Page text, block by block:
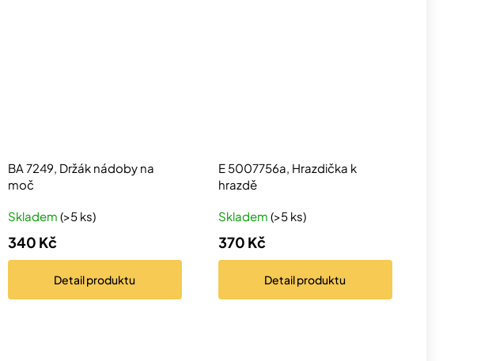
BA 7249, Držák nádoby na
moč
Skladem(>5 ks)
340 Kč
Detailproduktu
E 5007756a, Hrazdička k
hrazdě
Skladem(>5 ks)
370 Kč
Detailproduktu